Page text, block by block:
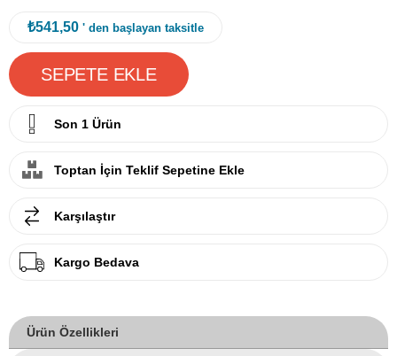
₺541,50 ' den başlayan taksitle
Son 1 Ürün
Toptan İçin Teklif Sepetine Ekle
Karşılaştır
Kargo Bedava
Ürün Özellikleri